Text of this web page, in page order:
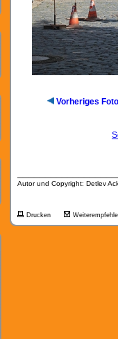
Vorheriges Foto
Autor und Copyright: Detlev
Drucken